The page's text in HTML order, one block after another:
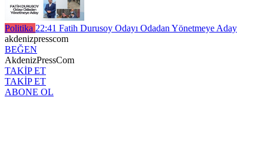
Politika 22:41 Fatih Durusoy Odayı Odadan Yönetmeye Aday
akdenizpresscom
BEĞEN
AkdenizPressCom
TAKİP ET
TAKİP ET
ABONE OL